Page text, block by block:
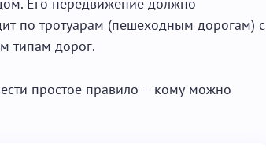
по тротуарам (пешеходным дорогам) с
типам дорог.
простое правило – кому можно